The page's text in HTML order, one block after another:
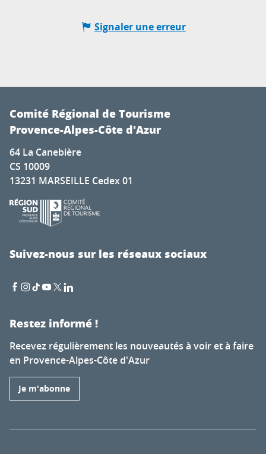
Signaler une erreur
Comité Régional de Tourisme
Provence-Alpes-Côte d'Azur
64 La Canebière
CS 10009
13231 MARSEILLE Cedex 01
Suivez-nous sur les réseaux sociaux
Restez informé !
Recevez régulièrement les nouveautés à voir et à faire
en Provence-Alpes-Côte d'Azur
Je m'abonne